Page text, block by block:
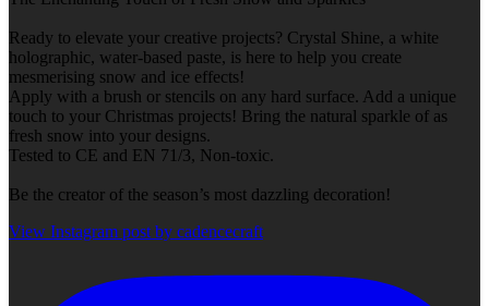
Ready to elevate your creative projects? Crystal Shine, a white
holographic, water-based paste, is here to help you create
mesmerising snow and ice effects!
Apply with a brush or stencils on any hard surface. Add a unique
touch to your Christmas projects! Bring the natural sparkle of as
fresh snow into your designs.
Tested to CE and EN 71/3, Non-toxic.
Be the creator of the season’s most dazzling decoration!
View Instagram post by cadencecraft